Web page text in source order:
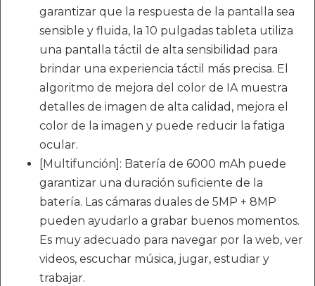
garantizar que la respuesta de la pantalla sea
sensible y fluida, la 10 pulgadas tableta utiliza
una pantalla táctil de alta sensibilidad para
brindar una experiencia táctil más precisa. El
algoritmo de mejora del color de IA muestra
detalles de imagen de alta calidad, mejora el
color de la imagen y puede reducir la fatiga
ocular.
[Multifunción]: Batería de 6000 mAh puede
garantizar una duración suficiente de la
batería. Las cámaras duales de 5MP + 8MP
pueden ayudarlo a grabar buenos momentos.
Es muy adecuado para navegar por la web, ver
videos, escuchar música, jugar, estudiar y
trabajar.